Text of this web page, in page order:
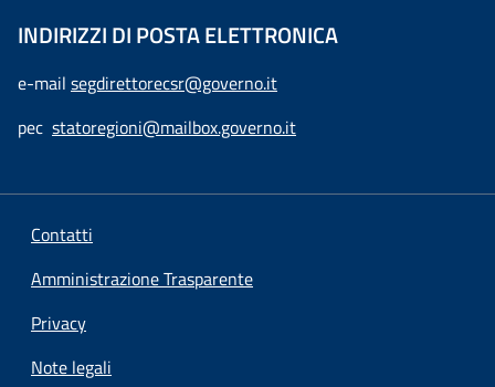
INDIRIZZI DI POSTA ELETTRONICA
e-mail segdirettorecsr@governo.it
pec statoregioni@mailbox.governo.it
Contatti
Amministrazione Trasparente
Privacy
Note legali